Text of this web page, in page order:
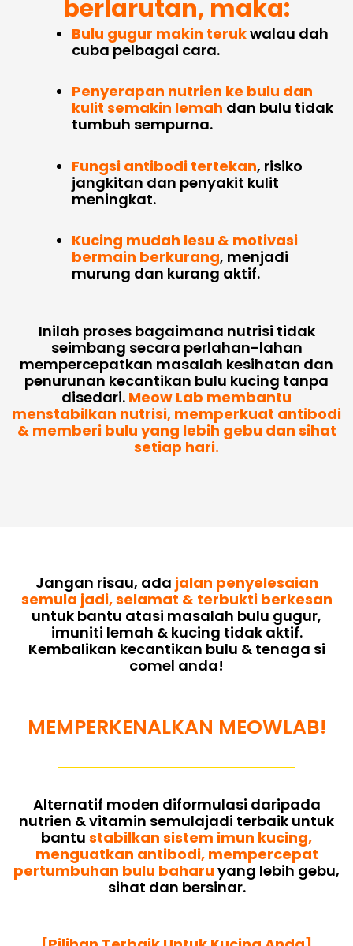
berlarutan, maka:
Bulu gugur makin terukwalau dah
cuba pelbagai cara.
Penyerapan nutrien ke bulu dan
kulit semakin lemah dan bulu tidak
tumbuh sempurna.
Fungsi antibodi tertekan, risiko
jangkitan dan penyakit kulit
meningkat.
Kucing mudah lesu & motivasi
bermain berkurang, menjadi
murung dan kurang aktif.
Inilah proses bagaimana nutrisi tidak
seimbang secara perlahan-lahan
mempercepatkan masalah kesihatan dan
penurunan kecantikan bulu kucing tanpa
disedari. Meow Lab membantu
menstabilkan nutrisi, memperkuat antibodi
& memberi bulu yang lebih gebu dan sihat
setiap hari.
Jangan risau, ada jalan penyelesaian
semula jadi, selamat & terbukti berkesan
untuk bantu atasi masalah bulu gugur,
imuniti lemah & kucing tidak aktif.
Kembalikan kecantikan bulu & tenaga si
comel anda!
MEMPERKENALKAN MEOWLAB!
Alternatif moden diformulasi daripada
nutrien & vitamin semulajadi terbaik untuk
bantu stabilkan sistem imun kucing,
menguatkan antibodi, mempercepat
pertumbuhan bulu baharu yang lebih gebu,
sihat dan bersinar.